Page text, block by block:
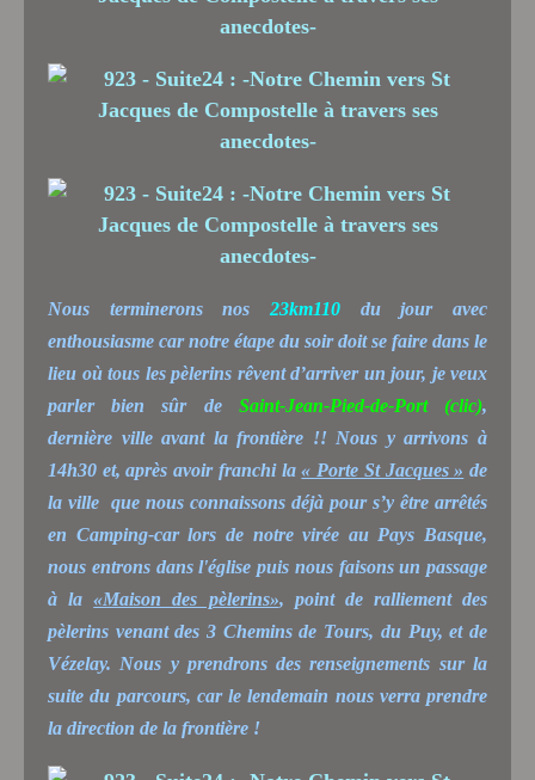
Nous terminerons nos 23km110 du jour avec
enthousiasme car notre étape du soir doit se faire dans le
lieu où tous les pèlerins rêvent d’arriver un jour, je veux
parler bien sûr de
Saint-Jean-Pied-de-Port(clic),
dernière ville avant la frontière !! Nous y arrivons à
14h30 et, après avoir franchi la« Porte St Jacques » de
la ville que nous connaissons déjà pour s’y être arrêtés
en Camping-car lors de notre virée au Pays Basque,
nous entrons dans l'église puis nous faisons un passage
à la«Maison des pèlerins», point de ralliement des
pèlerins venant des 3 Chemins de Tours, du Puy, et de
Vézelay. Nous y prendrons des renseignements sur la
suite du parcours, car le lendemain nous verra prendre
la direction de la frontière !